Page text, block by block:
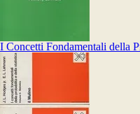
I Concetti Fondamentali della